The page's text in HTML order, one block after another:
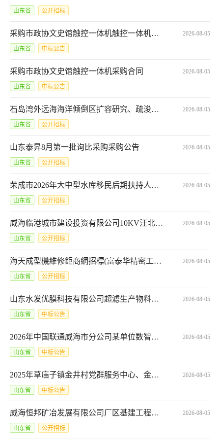
山东省 公开招标
采购市政协文史馆触控一体机触控一体机合同公告 2026-08-05
山东省 中标公告
采购市政协文史馆触控一体机采购合同 2026-08-05
山东省 中标公告
石岛湾外远海海洋倾倒区扩容研究、疏浚物成分检验其他工程标招标文件 2026-08-05
山东省 公开招标
山东泰昇8月第一批询比采购采购公告 2026-08-05
山东省 公开招标
荣成市2026年大中型水库移民后期扶持人口自然变化结余资金项目(二次)竞争性磋商公告 2026-08-05
山东省 公开招标
威海临港城市建设投资有限公司10KV汪北、韩家线迁改工程自愿公开招标采购公告 2026-08-05
山东省 公开招标
海天成型機維修鉅商網招標(富泰华精密工业（威海）有限公司)*J20260805069 2026-08-05
山东省 公开招标
山东水发优膜科技有限公司超滤生产物料需求178采购-二甲基乙酰胺成交结果公示 2026-08-05
山东省 中标公告
2026年中国联通威海市分公司某单位数智研判分析系统建设项目中选候选人公示 2026-08-05
山东省 中标公告
2025年草庙子镇金井村党群服务中心、金井粮仓及周边修缮改造工程结果更正公告（第一次） 2026-08-05
山东省 中标公告
威海恒邦矿冶发展有限公司厂区基建工程及北物流门基建工程招标计划 2026-08-05
山东省 公开招标